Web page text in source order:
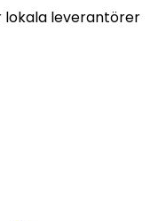
lokala leverantörer